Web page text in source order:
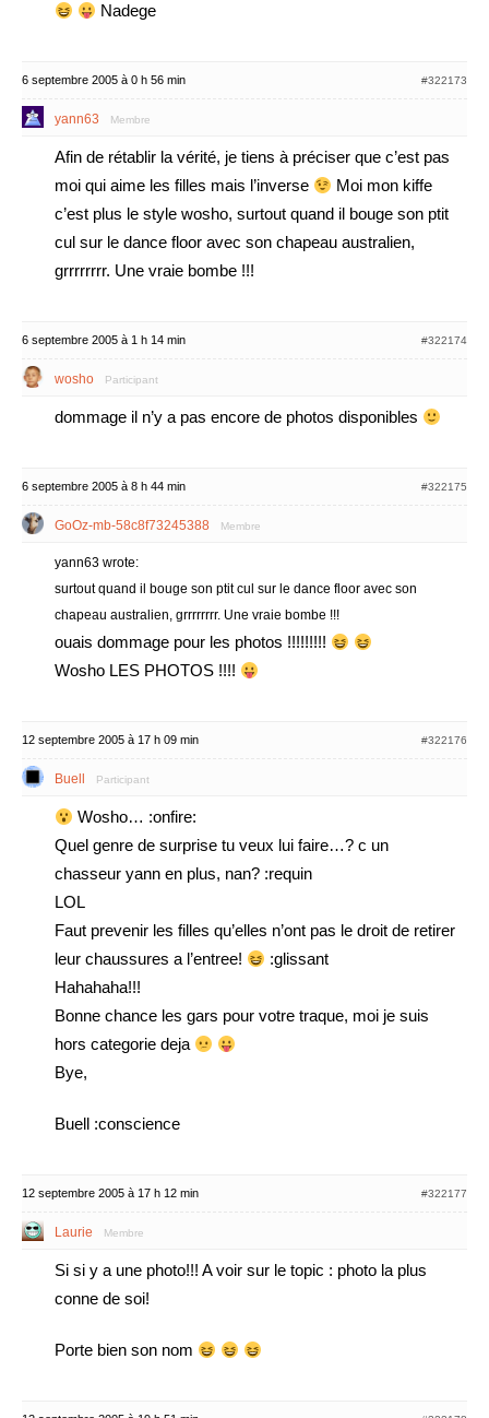
Nadege
6 septembre 2005 à 0 h 56 min #322173
yann63 Membre
Afin de rétablir la vérité, je tiens à préciser que c’est pas
moi qui aime les filles mais l’inverse
Moi mon kiffe
c’est plus le style wosho, surtout quand il bouge son ptit
cul sur le dance floor avec son chapeau australien,
grrrrrrrr. Une vraie bombe !!!
6 septembre 2005 à 1 h 14 min #322174
wosho Participant
dommage il n’y a pas encore de photos disponibles
6 septembre 2005 à 8 h 44 min #322175
GoOz-mb-58c8f73245388 Membre
yann63 wrote:
surtout quand il bouge son ptit cul sur le dance floor avec son
chapeau australien, grrrrrrrr. Une vraie bombe !!!
ouais dommage pour les photos !!!!!!!!!
Wosho LES PHOTOS !!!!
12 septembre 2005 à 17 h 09 min #322176
Buell Participant
Wosho… :onfire:
Quel genre de surprise tu veux lui faire…? c un
chasseur yann en plus, nan? :requin
LOL
Faut prevenir les filles qu’elles n’ont pas le droit de retirer
leur chaussures a l’entree!
:glissant
Hahahaha!!!
Bonne chance les gars pour votre traque, moi je suis
hors categorie deja
Bye,
Buell :conscience
12 septembre 2005 à 17 h 12 min #322177
Laurie Membre
Si si y a une photo!!! A voir sur le topic : photo la plus
conne de soi!
Porte bien son nom